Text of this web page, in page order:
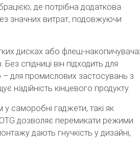
де потрібна додаткова
значних витрат, подовжуючи
дисках або флеш-
спідниці він підходить для
для промислових застосувань з
надійність кінцевого продукту.
у саморобні гаджети, такі як
OTG дозволяє перемикати режими
дають гнучкість у дизайні,